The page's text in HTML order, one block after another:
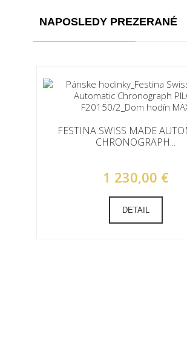
NAPOSLEDY PREZERANÉ
FESTINA SWISS MADE
CHRONOGRAPH...
1 230,00 €
DETAIL